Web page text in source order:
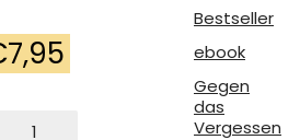
7,95
Bestseller
ebook
Gegen
das
Vergessen